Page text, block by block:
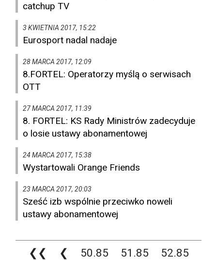
catchup TV
3 KWIETNIA 2017, 15:22
Eurosport nadal nadaje
28 MARCA 2017, 12:09
8.FORTEL: Operatorzy myślą o serwisach
OTT
27 MARCA 2017, 11:39
8. FORTEL: KS Rady Ministrów zadecyduje
o losie ustawy abonamentowej
24 MARCA 2017, 15:38
Wystartowali Orange Friends
23 MARCA 2017, 20:03
Sześć izb wspólnie przeciwko noweli
ustawy abonamentowej
❮❮ ❮ 50.85 51.85
52.85